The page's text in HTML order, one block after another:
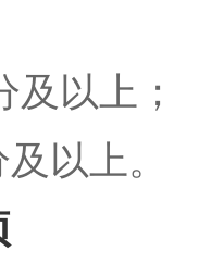
以上；
以上。